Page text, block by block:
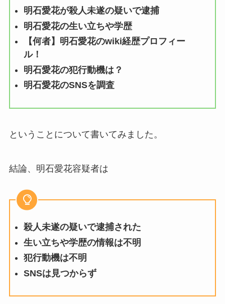
明石愛花が殺人未遂の疑いで逮捕
明石愛花の生い立ちや学歴
【何者】明石愛花のwiki経歴プロフィー
ル！
明石愛花の犯行動機は？
明石愛花のSNSを調査
ということについて書いてみました。
結論、明石愛花容疑者は
殺人未遂の疑いで逮捕された
生い立ちや学歴の情報は不明
犯行動機は不明
SNSは見つからず